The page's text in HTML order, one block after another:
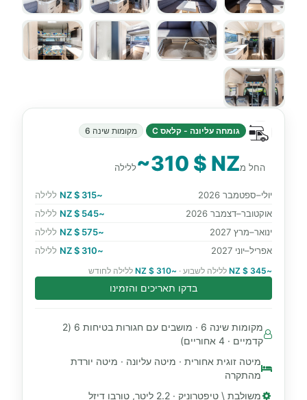
גומחה עליונה - קלאס C מקומות שינה 6
החל מ~310 $ NZללילה
יולי–ספטמבר 2026 ~315 $ NZ
ללילה
אוקטובר–דצמבר 2026
~545 $ NZ
ללילה
ינואר–מרץ 2027
~575 $ NZ
ללילה
אפריל–יוני 2027
~310 $ NZ ללילה
~345 $ NZ ללילה לשבוע · ~310 $ NZ ללילה לחודש
בדקו תאריכים והזמינו
מקומות שינה 6 · מושבים עם חגורות בטיחות 6 (2
קדמיים · 4 אחוריים)
מיטה זוגית אחורית · מיטה עליונה · מיטה יורדת
מהתקרה
משולבת \ טיפטרוניק · 2.2 ליטר, טורבו דיזל